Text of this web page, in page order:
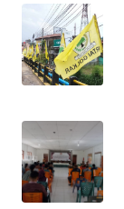
LAMPUNG
WN
JATENG
WN
NUSANTARA
WN